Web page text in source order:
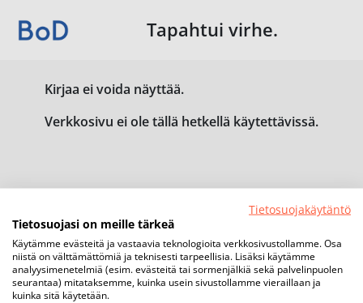
Tapahtui virhe.
Kirjaa ei voida näyttää.
Verkkosivu ei ole tällä hetkellä käytettävissä.
Tietosuojakäytäntö
Tietosuojasi on meille tärkeä
Käytämme evästeitä ja vastaavia teknologioita verkkosivustollamme. Osa
niistä on välttämättömiä ja teknisesti tarpeellisia. Lisäksi käytämme
analyysimenetelmiä (esim. evästeitä tai sormenjälkiä sekä palvelinpuolen
seurantaa) mitataksemme, kuinka usein sivustollamme vieraillaan ja
kuinka sitä käytetään.